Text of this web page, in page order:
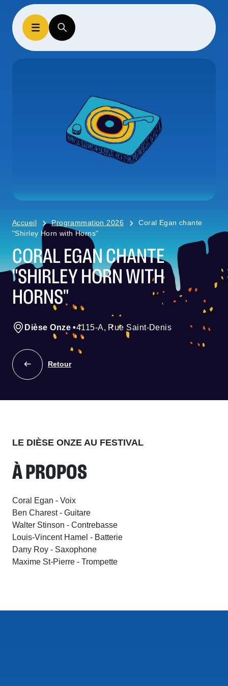
Accueil Programmation 2026
Coral Egan chante
"Shirley Horn with Horns"
CORAL EGAN CHANTE
"SHIRLEY HORN WITH
HORNS"
Dièse Onze •4115-A, Rue Saint-Denis
Retour
LE DIÈSE ONZE AU FESTIVAL
À PROPOS
Coral Egan - Voix
Ben Charest - Guitare
Walter Stinson - Contrebasse
Louis-Vincent Hamel - Batterie
Dany Roy - Saxophone
Maxime St-Pierre - Trompette